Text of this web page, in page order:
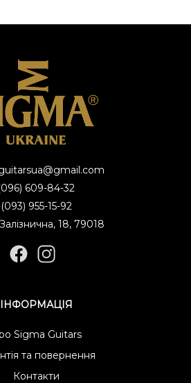
609-84-32
(093) 955-15-92
18, 79018
ІНФОРМАЦІЯ
Sigma Guitars
та повернення
Контакти